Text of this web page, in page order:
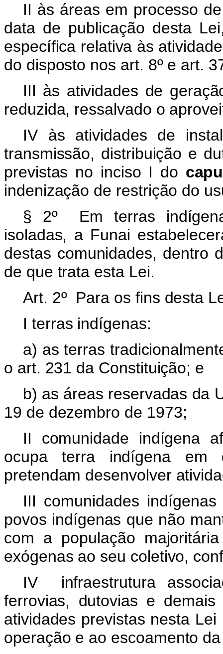
II às áreas em processo
data de publicação desta
específica relativa às
do disposto nos art. 8º e art.
III às atividades de
reduzida, ressalvado o
IV às atividades de
transmissão, distribuição e
previstas no inciso I do
indenização de restrição do
§ 2º Em terras
isoladas, a Funai
destas comunidades, dentro
de que trata esta Lei.
Art. 2º Para os fins desta
I terras indígenas:
a) as terras
o art. 231 da Constituição; e
b) as áreas reservadas da
19 de dezembro de 1973;
II comunidade indígena
ocupa terra indígena em
pretendam desenvolver
III comunidades
povos indígenas que não
com a população
exógenas ao seu coletivo,
IV infraestrutura
ferrovias, dutovias e
atividades previstas nesta
operação e ao escoamento